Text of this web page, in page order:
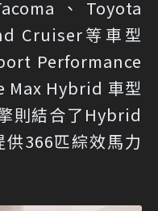
、Toyota
Cruiser等車型
Performance
Max Hybrid 車型
則結合了Hybrid
366匹綜效馬力